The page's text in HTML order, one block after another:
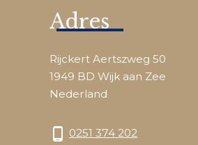
Adres
Rijckert Aertszweg 50
1949 BD Wijk aan Zee
Nederland
phone_android 0251 374 202